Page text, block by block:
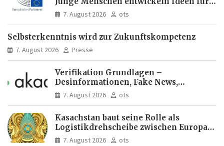
Europas Zukunft
7. August 2026 ots
Selbsterkenntnis wird zur Zukunftskompetenz
7. August 2026 Presse
Verifikation Grundlagen –
Desinformationen, Fake News,
manipulierte Inhalte | dpa-Akademie
7. August 2026 ots
Kasachstan baut seine Rolle als
Logistikdrehscheibe zwischen Europa
und Asien aus
7. August 2026 ots